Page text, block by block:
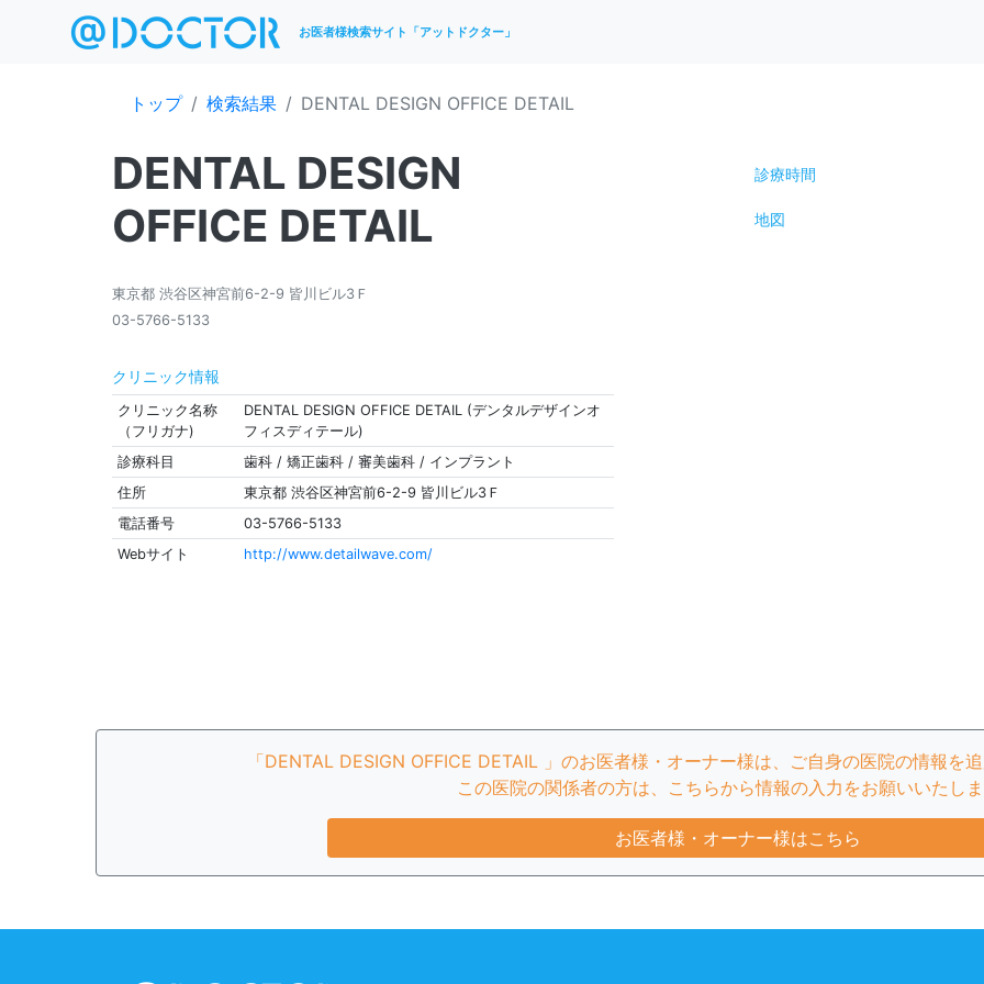
お医者様検索サイト「アットドクター」
トップ 検索結果 DENTAL DESIGN OFFICE DETAIL
DENTAL DESIGN
OFFICE DETAIL
東京都 渋谷区神宮前6-2-9 皆川ビル3Ｆ
03-5766-5133
クリニック情報
クリニック名称
（フリガナ)
DENTAL DESIGN OFFICE DETAIL (デンタルデザインオ
フィスディテール)
診療科目
歯科 / 矯正歯科 / 審美歯科 / インプラント
住所
東京都 渋谷区神宮前6-2-9 皆川ビル3Ｆ
電話番号
03-5766-5133
Webサイト
http://www.detailwave.com/
診療時間
地図
「DENTAL DESIGN OFFICE DETAIL 」のお医者様・オーナー様は、ご自身の医院の情報を
この医院の関係者の方は、こちらから情報の入力をお願いいたしま
お医者様・オーナー様はこちら